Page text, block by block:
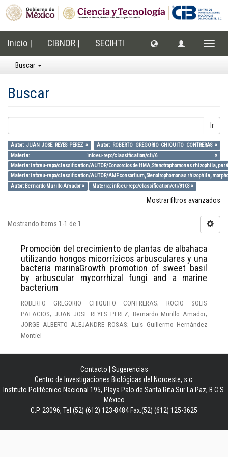
Inicio | CIBNOR | SECIHTI
Buscar
Buscar
Ir
Autor: JUAN JOSE REYES PEREZ ×
Autor: ROBERTO GREGORIO CHIQUITO CONTRERAS ×
Materia: info:eu-repo/classification/cti/6 ×
Materia: info:eu-repo/classification/AUTOR/Consorcios de HMA, Stenotrophomonas rhizophila,
Materia: info:eu-repo/classification/AUTOR/AMF consortium, Stenotrophomonas rhizophila,
Autor: Bernardo Murillo Amador ×
Materia: info:eu-repo/classification/cti/3103 ×
Mostrar filtros avanzados
Mostrando ítems 1-1 de 1
Promoción del crecimiento de plantas de albahaca
utilizando hongos micorrízicos arbusculares y una
bacteria marinaGrowth promotion of sweet basil
by arbuscular mycorrhizal fungi and a marine
bacterium
ROBERTO GREGORIO CHIQUITO CONTRERAS; ROCIO SOLIS
PALACIOS; JUAN JOSE REYES PEREZ; Bernardo Murillo Amador;
JORGE ALBERTO ALEJANDRE ROSAS; Luis Guillermo Hernández
Montiel
Contacto
Sugerencias
Centro de Investigaciones Biológicas del Noroeste, s.c.
Instituto Politécnico Nacional 195, Playa Palo de Santa Rita Sur La Paz, B.C.S.
México
C.P. 23096, Tel:(52) (612) 123-8484 Fax:(52) (612) 125-3625